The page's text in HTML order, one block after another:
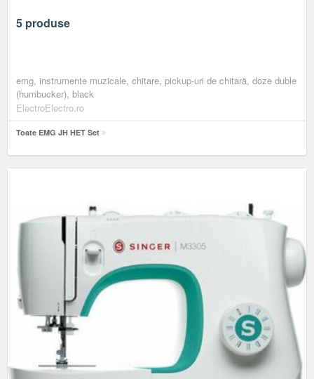
5 produse
emg, instrumente muzicale, chitare, pickup-uri de chitară, doze duble
(humbucker), black
ElectroElectro.ro
Toate EMG JH HET Set